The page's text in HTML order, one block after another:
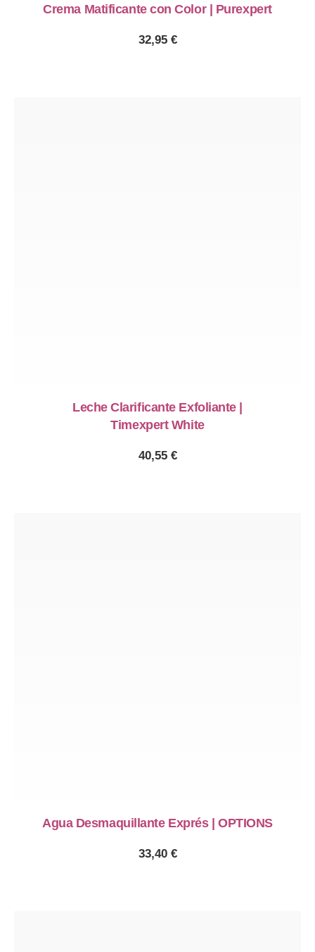
Crema Matificante con Color | Purexpert
32,95 €
Leche Clarificante Exfoliante |
Timexpert White
40,55 €
Agua Desmaquillante Exprés | OPTIONS
33,40 €
PREVIOUS